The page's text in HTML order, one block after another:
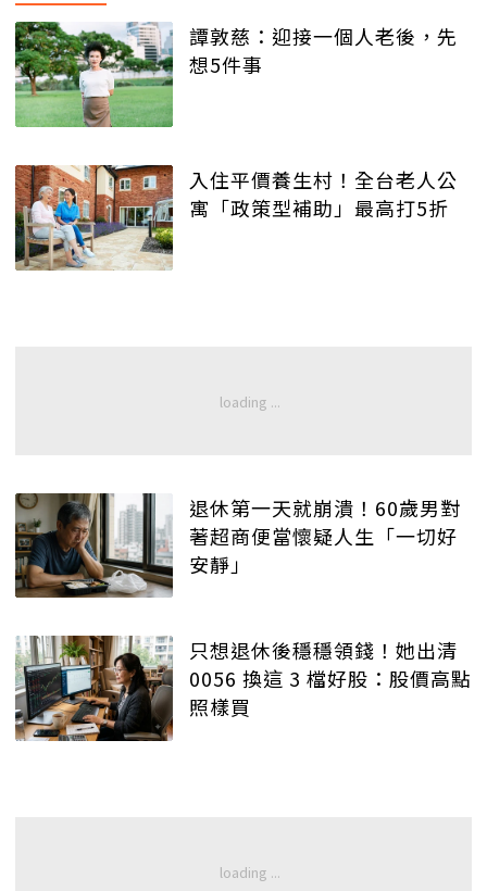
譚敦慈：迎接一個人老後，先
想5件事
入住平價養生村！全台老人公
寓「政策型補助」最高打5折
退休第一天就崩潰！60歲男對
著超商便當懷疑人生「一切好
安靜」
只想退休後穩穩領錢！她出清
0056 換這 3 檔好股：股價高點
照樣買